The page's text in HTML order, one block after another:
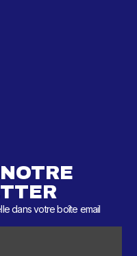
dans votre boîte email